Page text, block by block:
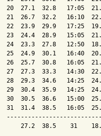
20  27.1  32.8   17:05
21  26.7  32.2   16:10
22  23.9  29.9   17:25
23  24.4  28.9   15:05
24  23.3  27.8   12:50
25  24.9  30.1   16:40
26  25.7  30.8   16:05
27  27.3  33.3   14:30
28  29.3  34.6   14:25
29  30.4  35.9   14:25
30  30.5  36.6   15:00
31  31.4  38.5   16:05
27.2  38.5    31